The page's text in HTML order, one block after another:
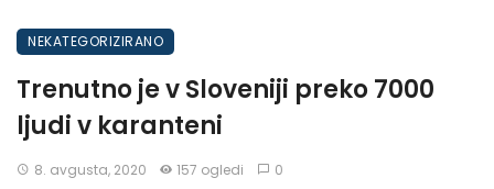
NEKATEGORIZIRANO
Trenutno je v Sloveniji preko 7000
ljudi v karanteni
8. avgusta, 2020 157 ogledi 0